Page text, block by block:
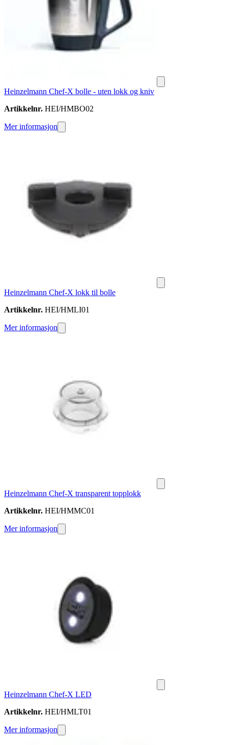
Heinzelmann Chef-X bolle - uten lokk og kniv
Artikkelnr. HEI/HMBO02
Mer informasjon
Heinzelmann Chef-X lokk til bolle
Artikkelnr. HEI/HMLI01
Mer informasjon
Heinzelmann Chef-X transparent topplokk
Artikkelnr. HEI/HMMC01
Mer informasjon
Heinzelmann Chef-X LED
Artikkelnr. HEI/HMLT01
Mer informasjon